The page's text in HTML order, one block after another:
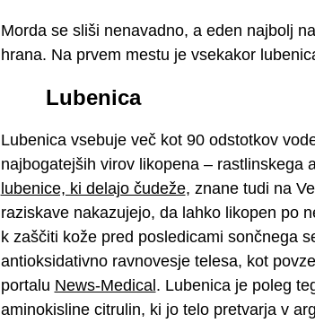
Morda se sliši nenavadno, a eden najbolj
hrana. Na prvem mestu je vsekakor
Lubenica
Lubenica vsebuje več kot 90 odstotkov
najbogatejših virov likopena – rastlinskega
lubenice, ki delajo čudeže, znane tudi na
raziskave nakazujejo, da lahko likopen po
k zaščiti kože pred posledicami sončnega
antioksidativno ravnovesje telesa, kot
portalu News-Medical. Lubenica je poleg
aminokisline citrulin, ki jo telo pretvarja v